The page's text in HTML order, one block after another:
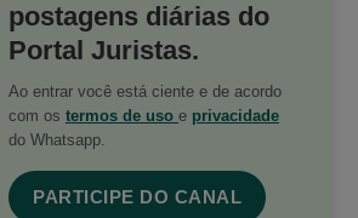
postagens diárias do
Portal Juristas.
Ao entrar você está ciente e de acordo
com os termos de uso e privacidade
do Whatsapp.
PARTICIPE DO CANAL